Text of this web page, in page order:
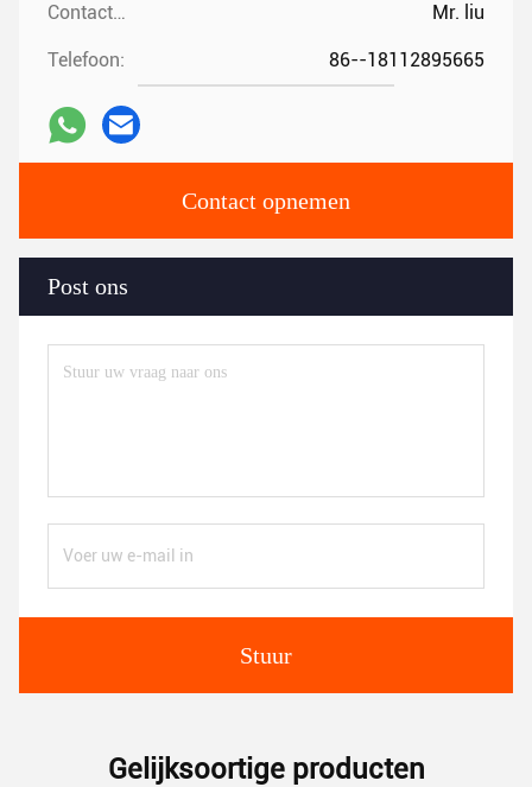
Contactpersonen: Mr. liu
Telefoon: 86--18112895665
Contact opnemen
Post ons
Stuur
Gelijksoortige producten